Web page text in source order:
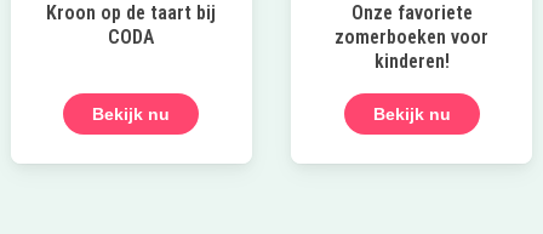
Kroon op de taart bij
CODA
Bekijk nu
Onze favoriete
zomerboeken voor
kinderen!
Bekijk nu